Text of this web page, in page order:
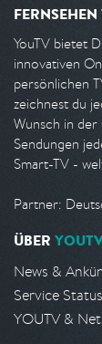
YouTV bietet
innovativen
persönlichen
zeichnest du
Wunsch in der
Sendungen
Smart-TV -
Partner:
ÜBER
News &
Service Status
YOUTV &